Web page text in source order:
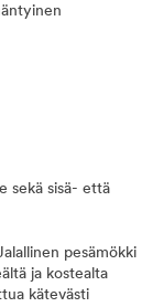
sekä sisä- että
pesämökki
ja kostealta
kätevästi